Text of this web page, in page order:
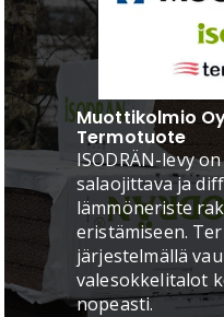
Muottikolmio
Termotuote
ISODRÄN-levy
salaojittava ja
lämmöneriste
eristämiseen.
järjestelmällä
valesokkelitalot
nopeasti.